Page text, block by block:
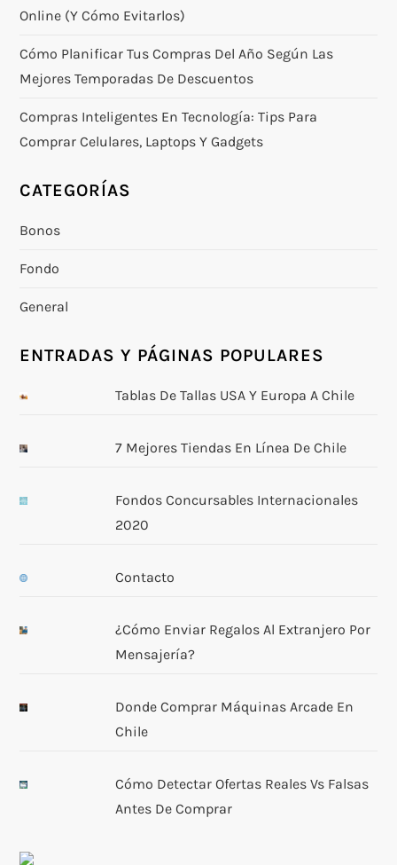
Online (y Cómo Evitarlos)
Cómo Planificar Tus Compras Del Año Según Las
Mejores Temporadas De Descuentos
Compras Inteligentes En Tecnología: Tips Para
Comprar Celulares, Laptops Y Gadgets
CATEGORÍAS
Bonos
Fondo
General
ENTRADAS Y PÁGINAS POPULARES
Tablas De Tallas USA Y Europa A Chile
7 Mejores Tiendas En Línea De Chile
Fondos Concursables Internacionales
2020
Contacto
¿Cómo Enviar Regalos Al Extranjero Por
Mensajería?
Donde Comprar Máquinas Arcade En
Chile
Cómo Detectar Ofertas Reales Vs Falsas
Antes De Comprar